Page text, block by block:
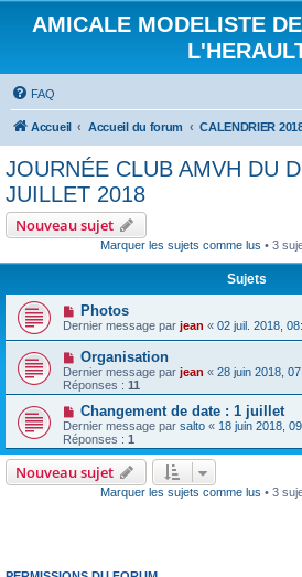
AMICALE MODELISTE
FAQ
Accueil Accueil du forum CALENDRIER
JOURNÉE CLUB AMVH DU
JUILLET 2018
Nouveau sujet
Marquer les sujets comme lus • 3
Sujets
Photos
Dernier message par jean « 02 juil. 2018,
Organisation
Dernier message par jean « 28 juin 2018,
Réponses : 11
Changement de date : 1 juillet
Dernier message par salto « 18 juin 2018,
Réponses : 1
Nouveau sujet
Marquer les sujets comme lus • 3